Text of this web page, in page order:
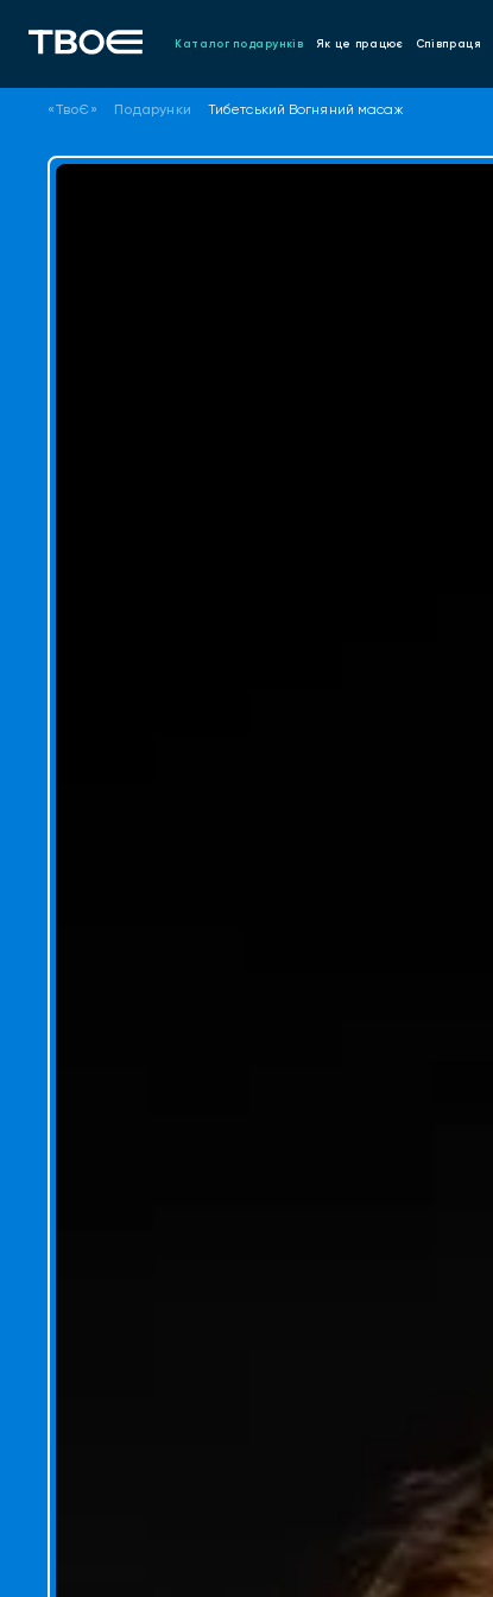
Каталог подарунків Як це працює Співпраця
«ТвоЄ» Подарунки Тибетський Вогняний масаж